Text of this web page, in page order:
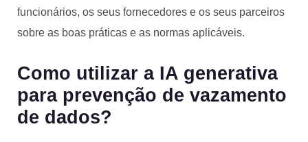
funcionários, os seus fornecedores e os seus parceiros
sobre as boas práticas e as normas aplicáveis.
Como utilizar a IA generativa
para prevenção de vazamento
de dados?